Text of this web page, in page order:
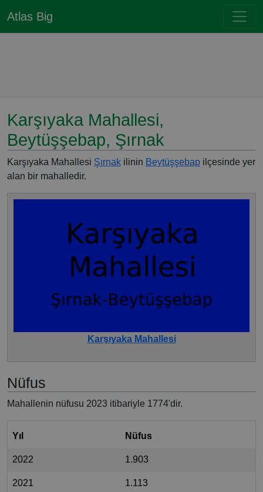
Atlas Big
Karşıyaka Mahallesi,
Beytüşşebap, Şırnak
Karşıyaka Mahallesi Şırnak ilinin Beytüşşebap ilçesinde yer
alan bir mahalledir.
Karşıyaka Mahallesi
Nüfus
Mahallenin nüfusu 2023 itibariyle 1774'dir.
Yıl Nüfus
2022 1.903
2021 1.113